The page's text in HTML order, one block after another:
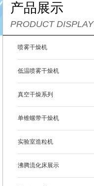
产品展示
PRODUCT DISPLAY
喷雾干燥机
低温喷雾干燥机
真空干燥系列
单锥螺带干燥机
实验室造粒机
沸腾流化床展示